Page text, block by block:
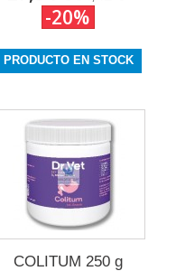
-20%
PRODUCTO EN STOCK
COLITUM 250 g